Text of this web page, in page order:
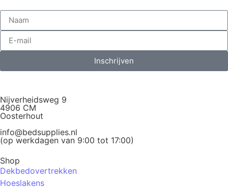
Inschrijven
Nijverheidsweg 9
4906 CM
Oosterhout
info@bedsupplies.nl
(op werkdagen van 9:00 tot 17:00)
Shop
Dekbedovertrekken
Hoeslakens